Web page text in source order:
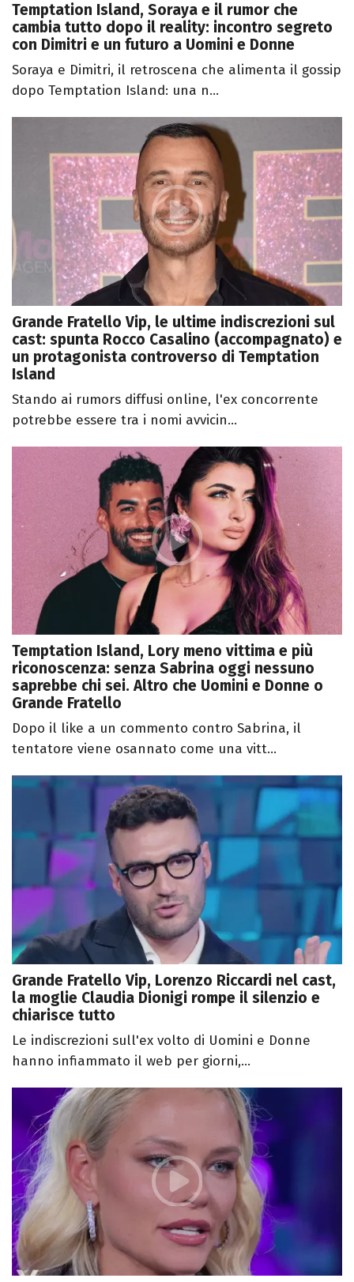
Temptation Island, Soraya e il rumor che
cambia tutto dopo il reality: incontro segreto
con Dimitri e un futuro a Uomini e Donne
Soraya e Dimitri, il retroscena che alimenta il gossip
dopo Temptation Island: una n...
Grande Fratello Vip, le ultime indiscrezioni sul
cast: spunta Rocco Casalino (accompagnato) e
un protagonista controverso di Temptation
Island
Stando ai rumors diffusi online, l'ex concorrente
potrebbe essere tra i nomi avvicin...
Temptation Island, Lory meno vittima e più
riconoscenza: senza Sabrina oggi nessuno
saprebbe chi sei. Altro che Uomini e Donne o
Grande Fratello
Dopo il like a un commento contro Sabrina, il
tentatore viene osannato come una vitt...
Grande Fratello Vip, Lorenzo Riccardi nel cast,
la moglie Claudia Dionigi rompe il silenzio e
chiarisce tutto
Le indiscrezioni sull'ex volto di Uomini e Donne
hanno infiammato il web per giorni,...